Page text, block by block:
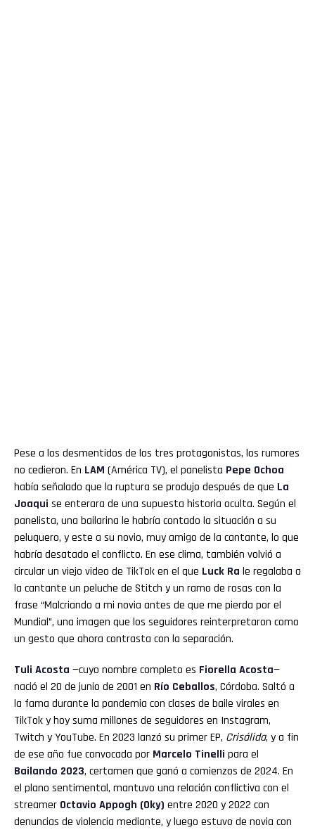
Pese a los desmentidos de los tres protagonistas, los rumores
no cedieron. En LAM (América TV), el panelista Pepe Ochoa
había señalado que la ruptura se produjo después de que La
Joaqui se enterara de una supuesta historia oculta. Según el
panelista, una bailarina le habría contado la situación a su
peluquero, y este a su novio, muy amigo de la cantante, lo que
habría desatado el conflicto. En ese clima, también volvió a
circular un viejo video de TikTok en el que Luck Ra le regalaba a
la cantante un peluche de Stitch y un ramo de rosas con la
frase “Malcriando a mi novia antes de que me pierda por el
Mundial”, una imagen que los seguidores reinterpretaron como
un gesto que ahora contrasta con la separación.
Tuli Acosta —cuyo nombre completo es Fiorella Acosta—
nació el 20 de junio de 2001 en Río Ceballos, Córdoba. Saltó a
la fama durante la pandemia con clases de baile virales en
TikTok y hoy suma millones de seguidores en Instagram,
Twitch y YouTube. En 2023 lanzó su primer EP, Crisálida, y a fin
de ese año fue convocada por Marcelo Tinelli para el
Bailando 2023, certamen que ganó a comienzos de 2024. En
el plano sentimental, mantuvo una relación conflictiva con el
streamer Octavio Appogh (Oky) entre 2020 y 2022 con
denuncias de violencia mediante, y luego estuvo de novia con